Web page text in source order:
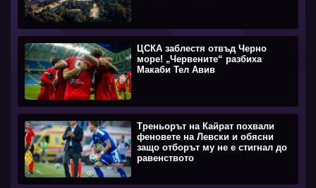
ЦСКА заблестя отвъд Черно
море! „Червените“ разбиха
Макаби Тел Авив
Треньорът на Кайрат похвали
феновете на Левски и обясни
защо отборът му не е стигнал до
равенството